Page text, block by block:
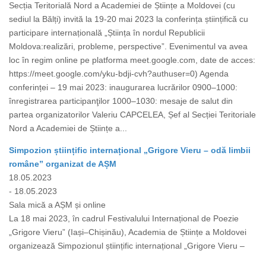
Secția Teritorială Nord a Academiei de Științe a Moldovei (cu
sediul la Bălți) invită la 19-20 mai 2023 la conferința științifică cu
participare internațională „Știința în nordul Republicii
Moldova:realizări, probleme, perspective”. Evenimentul va avea
loc în regim online pe platforma meet.google.com, date de acces:
https://meet.google.com/yku-bdji-cvh?authuser=0) Agenda
conferinței – 19 mai 2023: inaugurarea lucrărilor 0900–1000:
înregistrarea participanţilor 1000–1030: mesaje de salut din
partea organizatorilor Valeriu CAPCELEA, Șef al Secției Teritoriale
Nord a Academiei de Științe a...
Simpozion științific internațional „Grigore Vieru – odă limbii
române” organizat de AȘM
18.05.2023
- 18.05.2023
Sala mică a AȘM și online
La 18 mai 2023, în cadrul Festivalului Internațional de Poezie
„Grigore Vieru” (Iași–Chișinău), Academia de Științe a Moldovei
organizează Simpozionul științific internațional „Grigore Vieru –